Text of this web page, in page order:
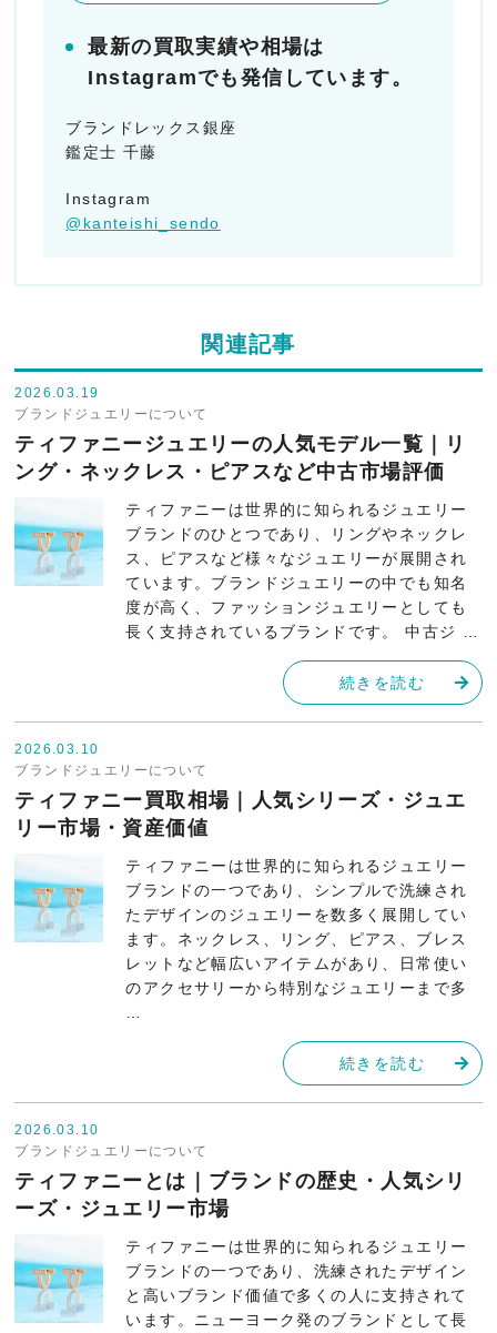
最新の買取実績や相場は
Instagramでも発信しています。
ブランドレックス銀座
鑑定士 千藤
Instagram
@kanteishi_sendo
関連記事
2026.03.19
ブランドジュエリーについて
ティファニージュエリーの人気モデル一覧｜リ
ング・ネックレス・ピアスなど中古市場評価
ティファニーは世界的に知られるジュエリー
ブランドのひとつであり、リングやネックレ
ス、ピアスなど様々なジュエリーが展開され
ています。ブランドジュエリーの中でも知名
度が高く、ファッションジュエリーとしても
長く支持されているブランドです。 中古ジ …
続きを読む
2026.03.10
ブランドジュエリーについて
ティファニー買取相場｜人気シリーズ・ジュエ
リー市場・資産価値
ティファニーは世界的に知られるジュエリー
ブランドの一つであり、シンプルで洗練され
たデザインのジュエリーを数多く展開してい
ます。ネックレス、リング、ピアス、ブレス
レットなど幅広いアイテムがあり、日常使い
のアクセサリーから特別なジュエリーまで多
続きを読む
2026.03.10
ブランドジュエリーについて
ティファニーとは｜ブランドの歴史・人気シリ
ーズ・ジュエリー市場
ティファニーは世界的に知られるジュエリー
ブランドの一つであり、洗練されたデザイン
と高いブランド価値で多くの人に支持されて
います。ニューヨーク発のブランドとして長